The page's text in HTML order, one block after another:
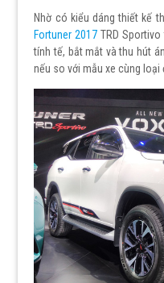
Nhờ có kiểu dáng thiết kế
Fortuner 2017 TRD
tính tế, bắt mắt và thu hút
nếu so với mẫu xe cùng loại